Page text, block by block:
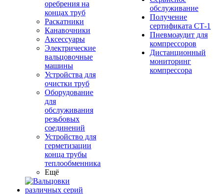
оребрения на
концах труб
Раскатники
Канавочники
Аксессуары
Электрические
вальцовочные
машины
Устройства для
очистки труб
Оборудование
для
обслуживания
резьбовых
соединений
Устройство для
герметизации
конца трубы
теплообменника
Ещё
обслуживание
Получение
сертификата СТ-1
Пневмоаудит для
компрессоров
Дистанционный
мониторинг
компрессора